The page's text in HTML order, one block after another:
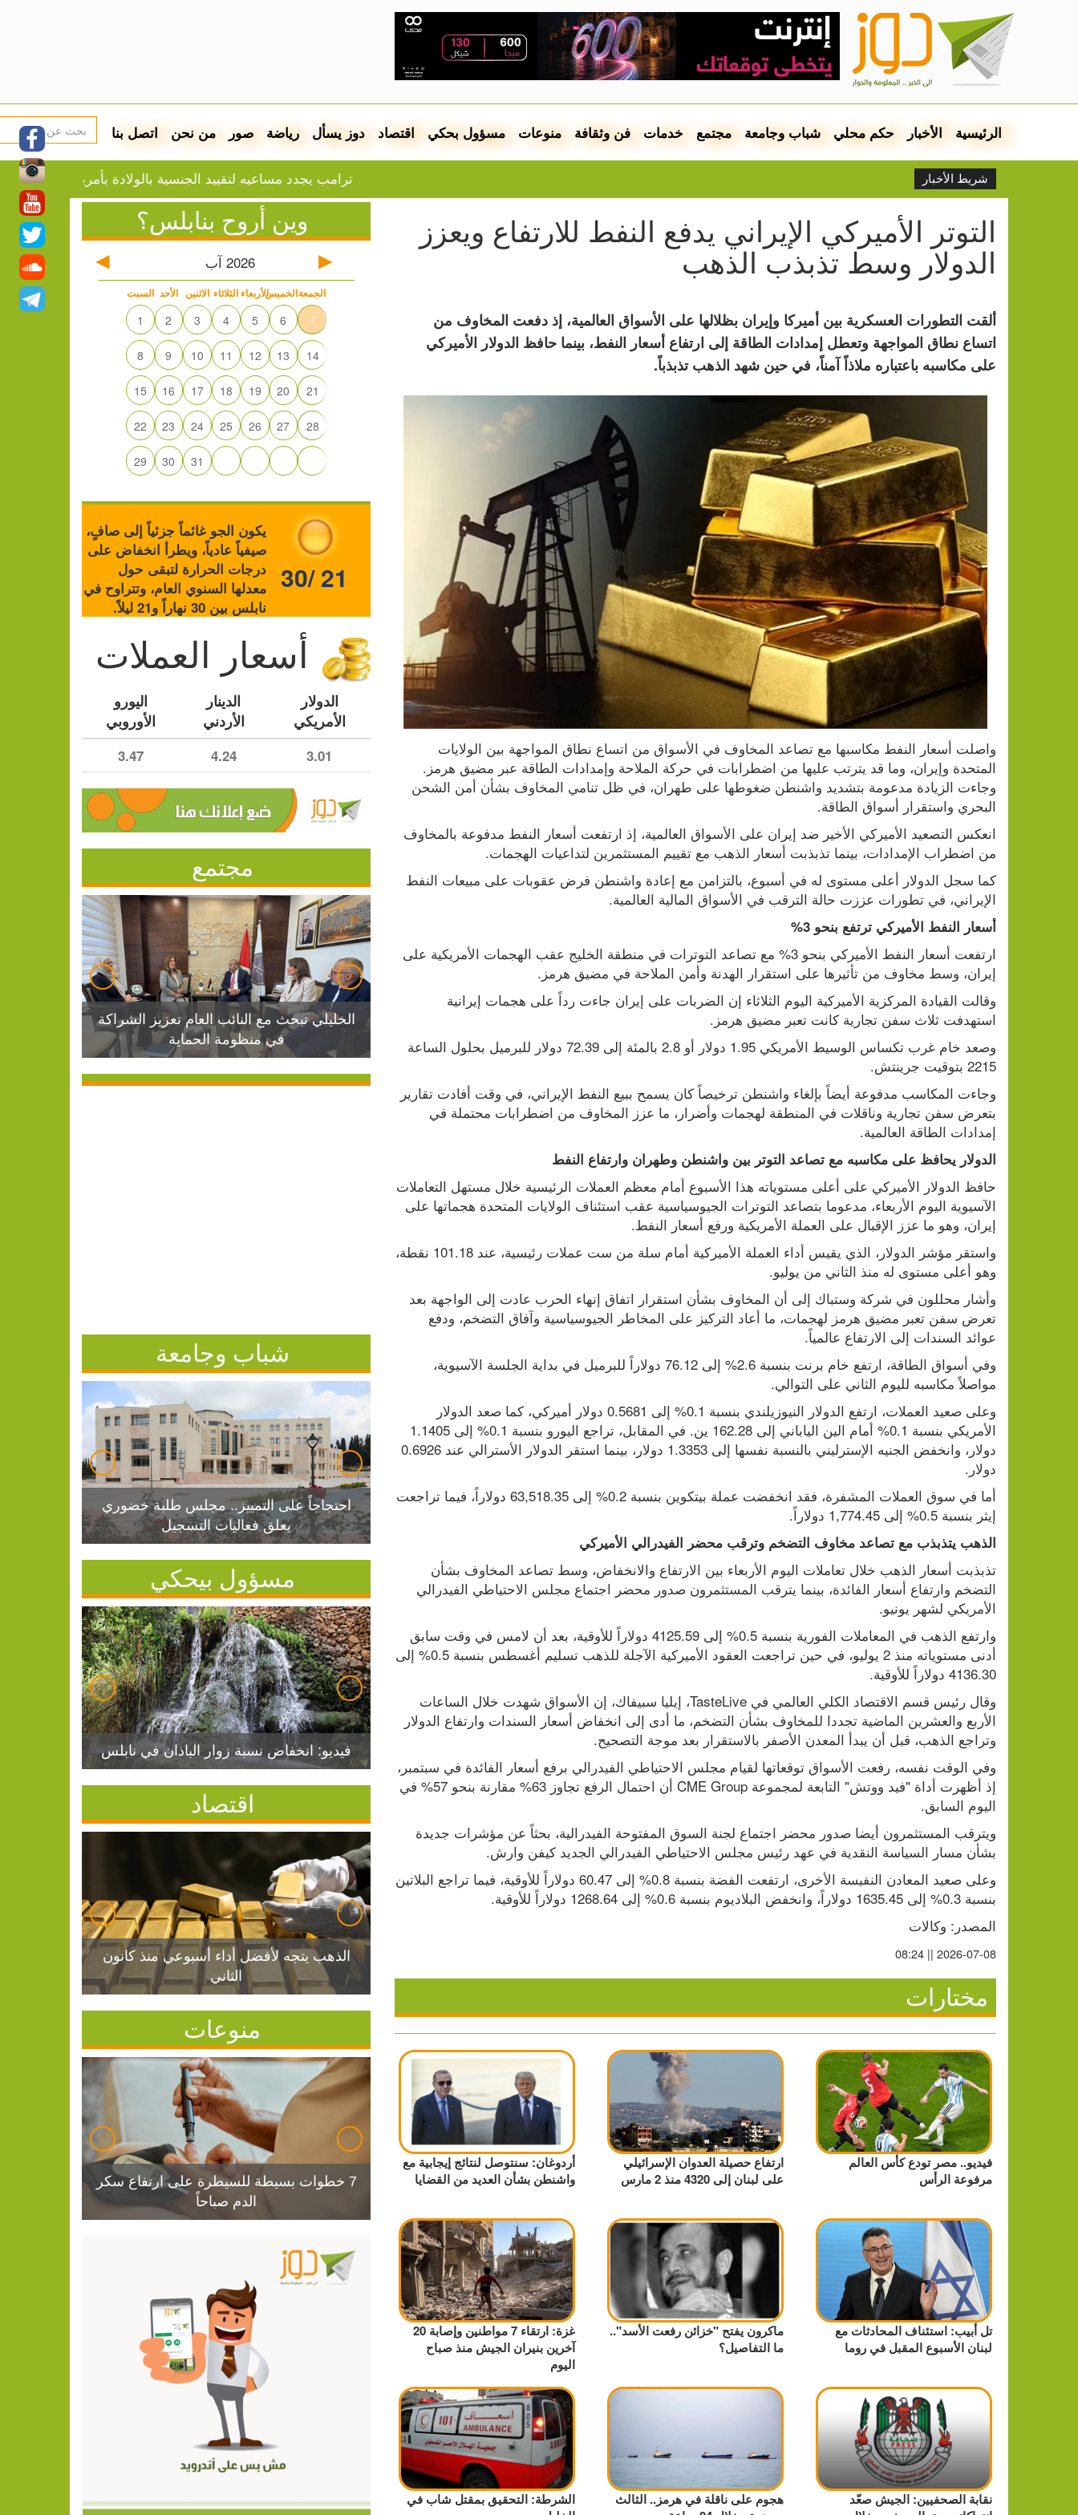
الرئيسية الأخبار حكم محلي شباب وجامعة مجتمع خدمات فن وثقافة منوعات مسؤول بحكي اقتصاد دوز يسأل رياضة صور من نحن اتصل بنا
شريط الأخبار ترامب يجدد مساعيه لتقييد الجنسية بالولادة بأمرين تنفيذيين نابلس:
التوتر الأميركي الإيراني يدفع النفط للارتفاع ويعزز
الدولار وسط تذبذب الذهب
ألقت التطورات العسكرية بين أميركا وإيران بظلالها على الأسواق العالمية، إذ دفعت المخاوف من
اتساع نطاق المواجهة وتعطل إمدادات الطاقة إلى ارتفاع أسعار النفط، بينما حافظ الدولار الأميركي
على مكاسبه باعتباره ملاذاً آمناً، في حين شهد الذهب تذبذباً.
البحري واستقرار أسواق الطاقة.
من اضطراب الإمدادات، بينما تذبذبت أسعار الذهب مع تقييم المستثمرين لتداعيات الهجمات.
الإيراني، في تطورات عززت حالة الترقب في الأسواق المالية العالمية.
أسعار النفط الأميركي ترتفع بنحو 3%
إيران، وسط مخاوف من تأثيرها على استقرار الهدنة وأمن الملاحة في مضيق هرمز.
استهدفت ثلاث سفن تجارية كانت ​تعبر مضيق هرمز.
2215 بتوقيت جرينتش.
إمدادات الطاقة العالمية.
الدولار يحافظ على مكاسبه مع تصاعد التوتر بين واشنطن وطهران وارتفاع النفط
إيران، وهو ما عزز الإقبال على العملة الأمريكية ورفع أسعار النفط.
وهو أعلى مستوى له منذ الثاني من يوليو.
عوائد السندات إلى الارتفاع عالمياً.
مواصلاً مكاسبه لليوم الثاني على التوالي.
دولار.
إيثر بنسبة 0.5% إلى 1,774.45 دولاراً.
الذهب يتذبذب مع تصاعد مخاوف التضخم وترقب محضر الفيدرالي الأميركي
الأمريكي لشهر يونيو.
4136.30 دولاراً للأوقية.
وتراجع الذهب، قبل أن يبدأ المعدن الأصفر بالاستقرار بعد موجة التصحيح.
اليوم السابق.
بشأن مسار السياسة النقدية في عهد رئيس مجلس الاحتياطي الفيدرالي الجديد كيفن وارش.
بنسبة 0.3% إلى 1635.45 دولاراً، وانخفض البلاديوم بنسبة 0.6% إلى 1268.64 دولاراً للأوقية.
المصدر: وكالات
2026-07-08 || 08:24
مختارات
فيديو.. مصر تودع كأس العالم
مرفوعة الرأس
ارتفاع حصيلة العدوان الإسرائيلي
على لبنان إلى 4320 منذ 2 مارس
أردوغان: سنتوصل لنتائج إيجابية مع
واشنطن بشأن العديد من القضايا
تل أبيب: استئناف المحادثات مع
لبنان الأسبوع المقبل في روما
ماكرون يفتح "خزائن رفعت الأسد"..
ما التفاصيل؟
غزة: ارتقاء 7 مواطنين وإصابة 20
آخرين بنيران الجيش منذ صباح
اليوم
نقابة الصحفيين: الجيش صعّد
هجوم على ناقلة في هرمز.. الثالث
الشرطة: التحقيق بمقتل شاب في
وين أروح بنابلس؟
2026 آب
السبت الأحد الاثنين الثلاثاء الأربعاءالخميسالجمعة
1 2 3 4 5 6 7
8 9 10 11 12 13 14
15 16 17 18 19 20 21
22 23 24 25 26 27 28
29 30 31
يكون الجو غائماً جزئياً إلى صافٍ،
صيفياً عادياً، ويطرأ انخفاض على
درجات الحرارة لتبقى حول
معدلها السنوي العام، وتتراوح في
نابلس بين 30 نهاراً و21 ليلاً.
30/ 21
أسعار العملات
الدولار
الأمريكي
الدينار
الأردني
اليورو
الأوروبي
3.01
4.24
3.47
مجتمع
الخليلي تبحث مع النائب العام تعزيز الشراكة
في منظومة الحماية
شباب وجامعة
احتجاجاً على التمييز.. مجلس طلبة خضوري
يعلق فعاليات التسجيل
مسؤول بيحكي
فيديو: انخفاض نسبة زوار الباذان في نابلس
اقتصاد
الذهب يتجه لأفضل أداء أسبوعي منذ كانون
الثاني
منوعات
7 خطوات بسيطة للسيطرة على ارتفاع سكر
الدم صباحاً